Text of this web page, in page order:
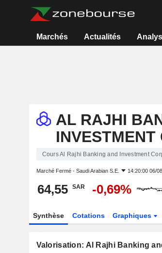
Marchés Actualités
AL RAJHI
INVESTMENT
Cours Al Rajhi Banking and Investment
Marché Fermé - Saudi Arabian S.E. 14:20:00 06/
64,55 SAR -0,69%
Synthèse Cotations Graphiques
Valorisation: Al Rajhi Banking